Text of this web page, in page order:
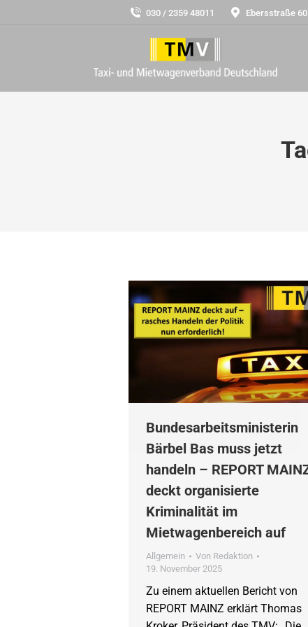
030 / 2359 48011 Ebersstraße
Bundesarbeitsministerin
Bärbel Bas muss jetzt
handeln – REPORT
deckt organisierte
Kriminalität im
Mietwagenbereich auf
Allgemein Von Redaktion
19. November 2025
Zu einem aktuellen Bericht von
REPORT MAINZ erklärt Thomas